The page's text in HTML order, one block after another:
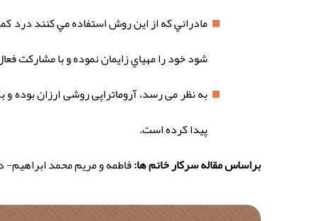
مادراني كه از اين روش استفاده مي كنند درد
شود خود را مهياي زايمان نموده و با مشاركت
به نظر می رسد، آروماتراپی روشی ارزان بوده
پيدا كرده است.
براساس مقاله سرکار خانم ها:فاطمه و مریم محمد ابراهیم-